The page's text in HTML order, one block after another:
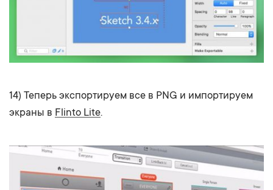
14) Теперь экспортируем все в PNG и импортируем
экраны в Flinto Lite.